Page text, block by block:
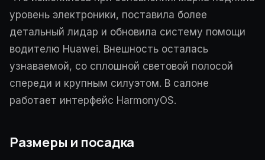
уровень электроники, поставила более
детальный лидар и обновила систему помощи
водителю Huawei. Внешность осталась
узнаваемой, со сплошной световой полосой
спереди и крупным силуэтом. В салоне
работает интерфейс HarmonyOS.
Размеры и посадка